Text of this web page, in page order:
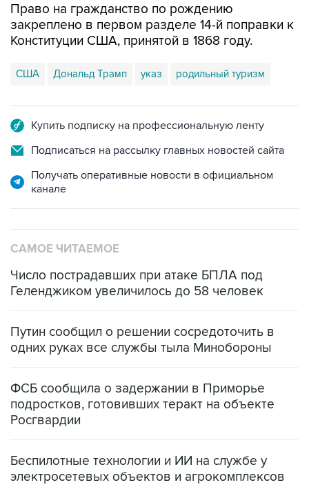
Право на гражданство по рождению
закреплено в первом разделе 14-й поправки к
Конституции США, принятой в 1868 году.
США Дональд Трамп указ родильный туризм
Купить подписку на профессиональную ленту
Подписаться на рассылку главных новостей сайта
Получать оперативные новости в официальном
канале
САМОЕ ЧИТАЕМОЕ
Число пострадавших при атаке БПЛА под
Геленджиком увеличилось до 58 человек
Путин сообщил о решении сосредоточить в
одних руках все службы тыла Минобороны
ФСБ сообщила о задержании в Приморье
подростков, готовивших теракт на объекте
Росгвардии
Беспилотные технологии и ИИ на службе у
электросетевых объектов и агрокомплексов